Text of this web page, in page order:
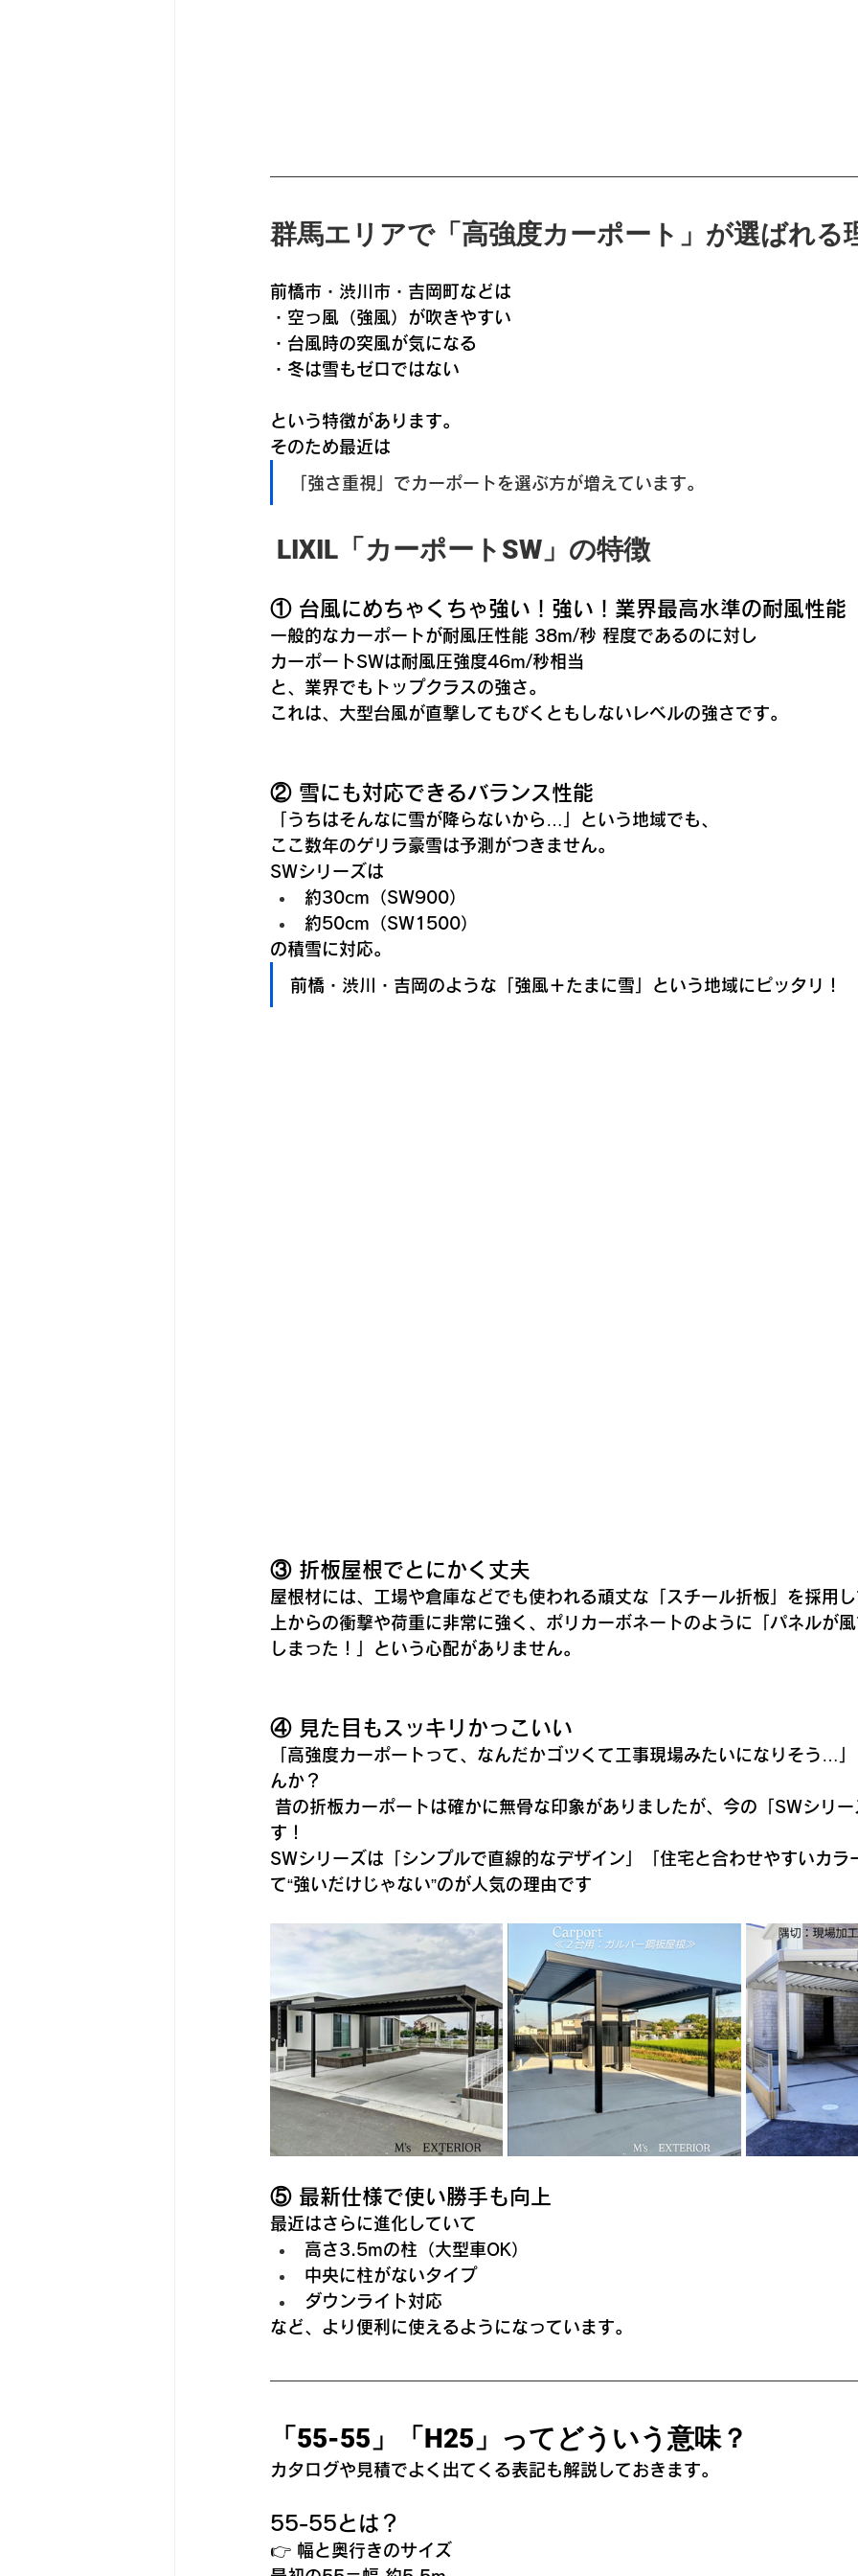
群馬エリアで「高強度カーポート」が選ばれる
前橋市・渋川市・吉岡町などは
・空っ風（強風）が吹きやすい
・台風時の突風が気になる
・冬は雪もゼロではない
という特徴があります。
そのため最近は
「強さ重視」でカーポートを選ぶ方が増えています。
LIXIL「カーポートSW」の特徴
① 台風にめちゃくちゃ強い！強い！業界最高水準の耐風性能
一般的なカーポートが耐風圧性能 38m/秒 程度であるのに対し
カーポートSWは耐風圧強度46m/秒相当
と、業界でもトップクラスの強さ。
これは、大型台風が直撃してもびくともしないレベルの強さです。
② 雪にも対応できるバランス性能
「うちはそんなに雪が降らないから…」という地域でも、
ここ数年のゲリラ豪雪は予測がつきません。
SWシリーズは
約30cm（SW900）
約50cm（SW1500）
の積雪に対応。
前橋・渋川・吉岡のような「強風＋たまに雪」という地域にピッタリ！
③ 折板屋根でとにかく丈夫
屋根材には、工場や倉庫などでも使われる頑丈な「スチール折板」を採用
上からの衝撃や荷重に非常に強く、ポリカーボネートのように「パネルが
しまった！」という心配がありません。
④ 見た目もスッキリかっこいい
「高強度カーポートって、なんだかゴツくて工事現場みたいになりそう…
んか？
昔の折板カーポートは確かに無骨な印象がありましたが、今の「SWシリ
す！
SWシリーズは「シンプルで直線的なデザイン」「住宅と合わせやすいカラ
て“強いだけじゃない”のが人気の理由です
⑤ 最新仕様で使い勝手も向上
最近はさらに進化していて
高さ3.5mの柱（大型車OK）
中央に柱がないタイプ
ダウンライト対応
など、より便利に使えるようになっています。
「55-55」「H25」ってどういう意味？
カタログや見積でよく出てくる表記も解説しておきます。
55-55とは？
👉 幅と奥行きのサイズ